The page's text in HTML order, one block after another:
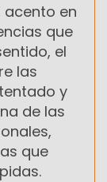
acento en
que
el
las
y
de las
que